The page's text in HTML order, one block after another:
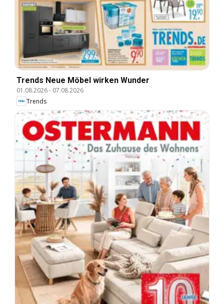
Trends Neue Möbel wirken Wunder
01.08.2026- 07.08.2026
Trends